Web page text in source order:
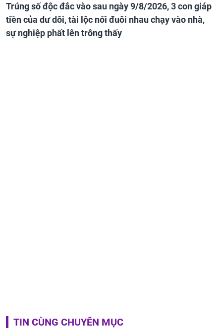
Trúng số độc đắc vào sau ngày 9/8/2026, 3 con giáp
tiền của dư dôi, tài lộc nối đuôi nhau chạy vào nhà,
sự nghiệp phất lên trông thấy
TIN CÙNG CHUYÊN MỤC